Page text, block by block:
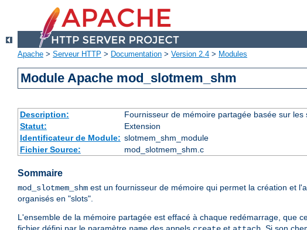
Apache > Serveur HTTP > Documentation > Version 2.4 > Modules
Module Apache mod_slotmem_shm
Description:
Fournisseur de mémoire partagée basée sur les
Statut:
Extension
Identificateur de Module: slotmem_shm_module
Fichier Source:
mod_slotmem_shm.c
Sommaire
mod_slotmem_shm est un fournisseur de mémoire qui permet la création et
organisés en "slots".
L'ensemble de la mémoire partagée est effacé à chaque redémarrage, que